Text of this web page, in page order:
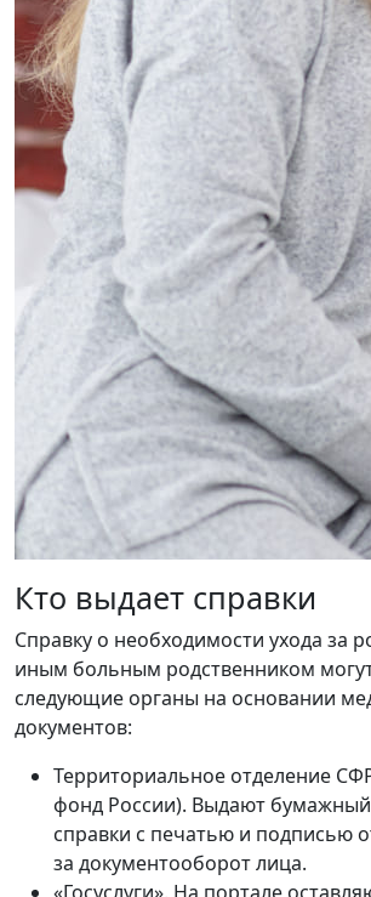
Кто выдает справки
Справку о необходимости ухода за
иным больным родственником
следующие органы на основании
документов:
Территориальное отделение
фонд России). Выдают
справки с печатью и подписью
за документооборот лица.